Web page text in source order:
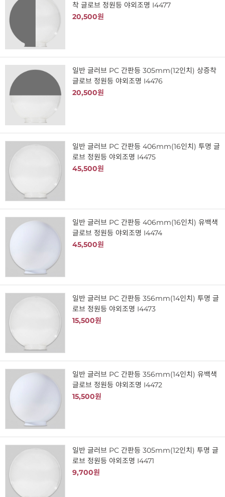
착 글로브 정원등 야외조명 I4477
20,500원
일반 글러브 PC 간판등 305mm(12인치) 상증착
글로브 정원등 야외조명 I4476
20,500원
일반 글러브 PC 간판등 406mm(16인치) 투명 글
로브 정원등 야외조명 I4475
45,500원
일반 글러브 PC 간판등 406mm(16인치) 유백색
글로브 정원등 야외조명 I4474
45,500원
일반 글러브 PC 간판등 356mm(14인치) 투명 글
로브 정원등 야외조명 I4473
15,500원
일반 글러브 PC 간판등 356mm(14인치) 유백색
글로브 정원등 야외조명 I4472
15,500원
일반 글러브 PC 간판등 305mm(12인치) 투명 글
로브 정원등 야외조명 I4471
9,700원